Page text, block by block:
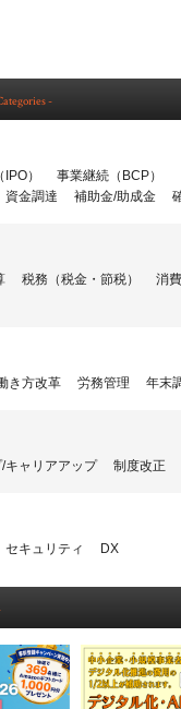
-
）
事業継続（BCP）
資金調達 補助金/助成金
税務（税金・節税）
消
き方改革 労務管理 年末
キャリアアップ 制度改正
セキュリティ DX